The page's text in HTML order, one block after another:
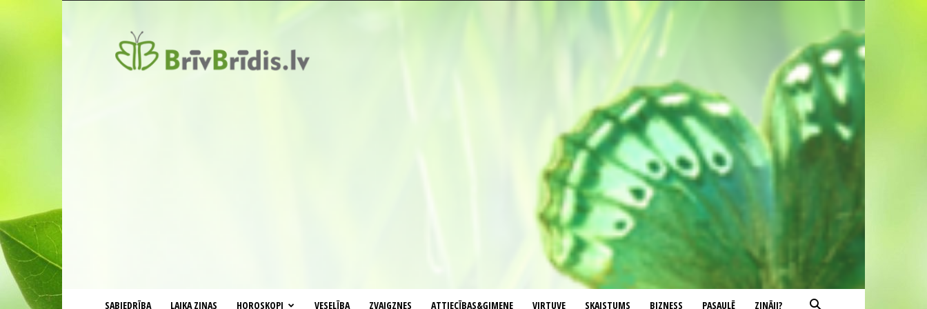
SABIEDRĪBA LAIKA ZIŅAS HOROSKOPI VESELĪBA ZVAIGZNES ATTIECĪBAS&ĢIMENE VIRTUVE SKAISTUMS BIZNESS PASAULĒ ZINĀJI?